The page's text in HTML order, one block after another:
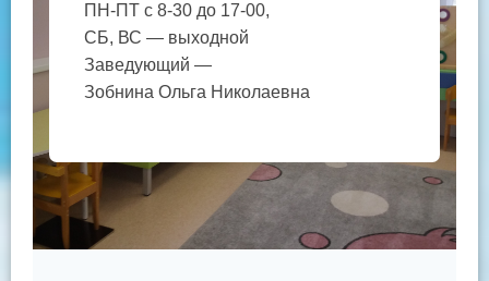
ПН-ПТ с 8-30 до 17-00,
СБ, ВС — выходной
Заведующий —
Зобнина Ольга Николаевна